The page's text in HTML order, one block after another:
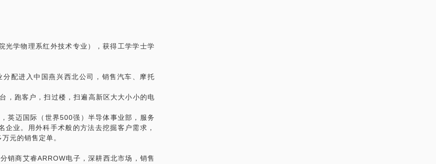
光学物理系红外技术专业），获得工学学士学
配进入中国燕兴西北公司，销售汽车、摩托
，跑客户，扫过楼，扫遍高新区大大小小的电
英迈国际（世界500强）半导体事业部，服务
业。用外科手术般的方法去挖掘客户需求，
元的销售定单。
销商艾睿ARROW电子，深耕西北市场，销售